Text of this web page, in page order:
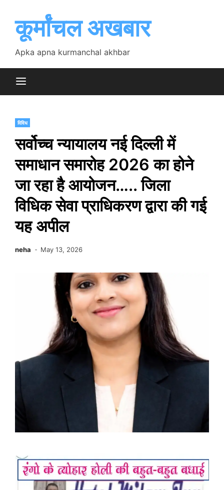
contentकूर्मांचल अखबार
Apka apna kurmanchal akhbar
विविध
सर्वोच्च न्यायालय नई दिल्ली में
समाधान समारोह 2026 का होने
जा रहा है आयोजन….. जिला
विधिक सेवा प्राधिकरण द्वारा की गई
यह अपील
neha May 13, 2026